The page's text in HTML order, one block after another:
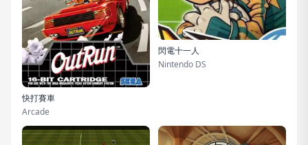
快打賽車
Arcade
閃電十一人
Nintendo DS